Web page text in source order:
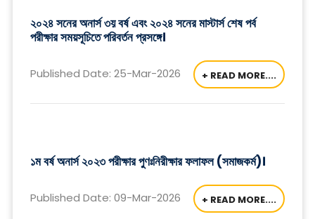
২০২৪ সনের অনার্স ৩য় বর্ষ এবং ২০২৪ সনের মাস্টার্স শেষ পর্ব
পরীক্ষার সময়সূচিতে পরিবর্তন প্রসঙ্গে।
Published Date: 25-Mar-2026 + READ MORE....
১ম বর্ষ অনার্স ২০২৩ পরীক্ষার পুণঃনিরীক্ষার ফলাফল (সমাজকর্ম)।
Published Date: 09-Mar-2026 + READ MORE....